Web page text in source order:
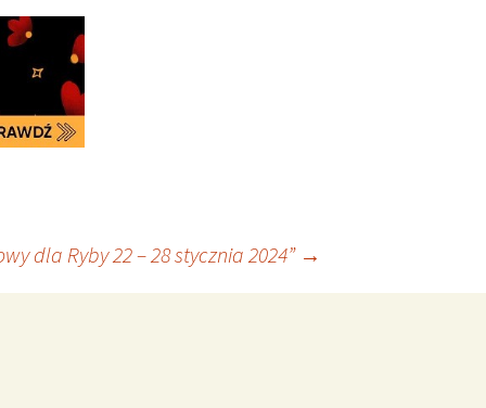
dla Ryby 22 – 28 stycznia 2024” →